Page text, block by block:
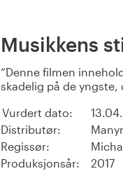
Musikkens
Denne filmen
skadelig på de
Vurdert dato:
Distributør:
Regissør:
Produksjonsår:
2017